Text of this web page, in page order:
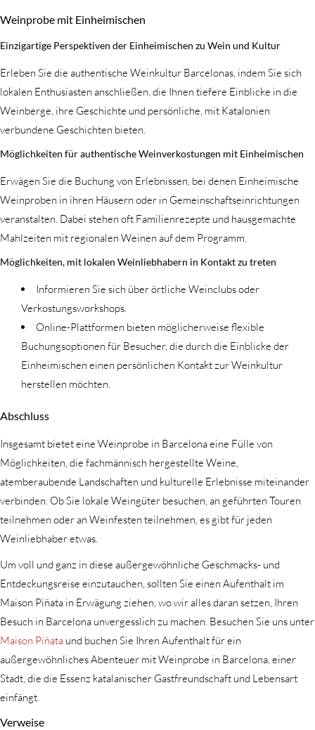
Weinprobe mit Einheimischen
Einzigartige Perspektiven der Einheimischen zu Wein und Kultur
Erleben Sie die authentische Weinkultur Barcelonas, indem Sie sich
lokalen Enthusiasten anschließen, die Ihnen tiefere Einblicke in die
Weinberge, ihre Geschichte und persönliche, mit Katalonien
verbundene Geschichten bieten.
Möglichkeiten für authentische Weinverkostungen mit Einheimischen
Erwägen Sie die Buchung von Erlebnissen, bei denen Einheimische
Weinproben in ihren Häusern oder in Gemeinschaftseinrichtungen
veranstalten. Dabei stehen oft Familienrezepte und hausgemachte
Mahlzeiten mit regionalen Weinen auf dem Programm.
Möglichkeiten, mit lokalen Weinliebhabern in Kontakt zu treten
Informieren Sie sich über örtliche Weinclubs oder
Verkostungsworkshops.
Online-Plattformen bieten möglicherweise flexible
Buchungsoptionen für Besucher, die durch die Einblicke der
Einheimischen einen persönlichen Kontakt zur Weinkultur
herstellen möchten.
Abschluss
Insgesamt bietet eine Weinprobe in Barcelona eine Fülle von
Möglichkeiten, die fachmännisch hergestellte Weine,
atemberaubende Landschaften und kulturelle Erlebnisse miteinander
verbinden. Ob Sie lokale Weingüter besuchen, an geführten Touren
teilnehmen oder an Weinfesten teilnehmen, es gibt für jeden
Weinliebhaber etwas.
Um voll und ganz in diese außergewöhnliche Geschmacks- und
Entdeckungsreise einzutauchen, sollten Sie einen Aufenthalt im
Maison Piñata in Erwägung ziehen, wo wir alles daran setzen, Ihren
Besuch in Barcelona unvergesslich zu machen. Besuchen Sie uns unter
Maison Piñata und buchen Sie Ihren Aufenthalt für ein
außergewöhnliches Abenteuer mit Weinprobe in Barcelona, einer
Stadt, die die Essenz katalanischer Gastfreundschaft und Lebensart
einfängt.
Verweise